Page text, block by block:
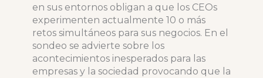
en sus entornos obligan a que los CEOs
experimenten actualmente 10 o más
retos simultáneos para sus negocios. En el
sondeo se advierte sobre los
acontecimientos inesperados para las
empresas y la sociedad provocando que la